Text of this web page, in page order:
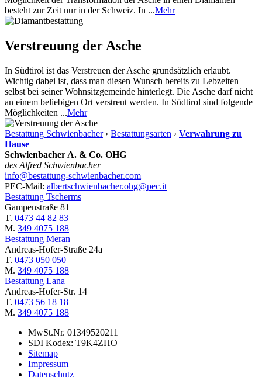
besteht zur Zeit nur in der Schweiz. In ...Mehr
Verstreuung der Asche
In Südtirol ist das Verstreuen der Asche grundsätzlich erlaubt.
Wichtig dabei ist, dass man diesen Wunsch bereits zu Lebzeiten
selbst bei seiner Wohnsitzgemeinde hinterlegt. Die Asche darf nicht
an einem beliebigen Ort verstreut werden. In Südtirol sind folgende
Möglichkeiten ...Mehr
Bestattung Schwienbacher› Bestattungsarten › Verwahrung zu
Hause
Schwienbacher A. & Co. OHG
des Alfred Schwienbacher
info@bestattung-schwienbacher.com
PEC-Mail: albertschwienbacher.ohg@pec.it
Bestattung Tscherms
Gampenstraße 81
T. 0473 44 82 83
M. 349 4075 188
Bestattung Meran
Andreas-Hofer-Straße 24a
T. 0473 050 050
M. 349 4075 188
Bestattung Lana
Andreas-Hofer-Str. 14
T. 0473 56 18 18
M. 349 4075 188
MwSt.Nr. 01349520211
SDI Kodex: T9K4ZHO
Sitemap
Impressum
Datenschutz